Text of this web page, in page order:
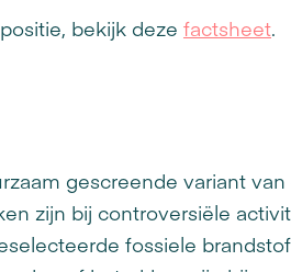
bekijk deze factsheet.
gescreende variant
zijn bij controversiële
fossiele